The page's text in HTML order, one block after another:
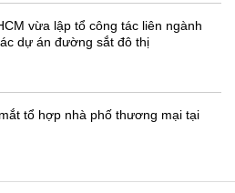
vừa lập tổ công tác liên ngành
dự án đường sắt đô thị
tổ hợp nhà phố thương mại tại